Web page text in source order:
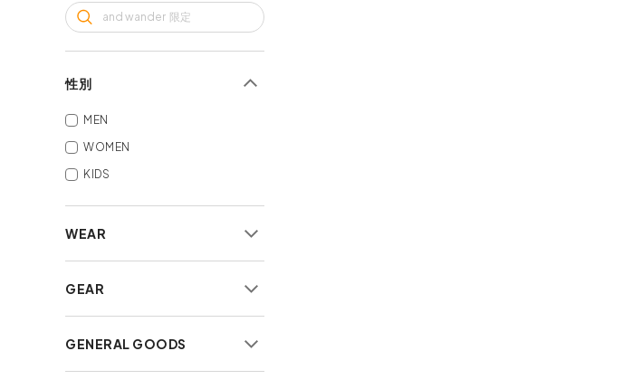
性別
MEN
WOMEN
KIDS
WEAR
すべて
アウター
トップス
ボトムス
アパレル小物
GEAR
すべて
テント・タープ
シュラフ・マット・寝具
GENERAL GOODS
小物雑貨